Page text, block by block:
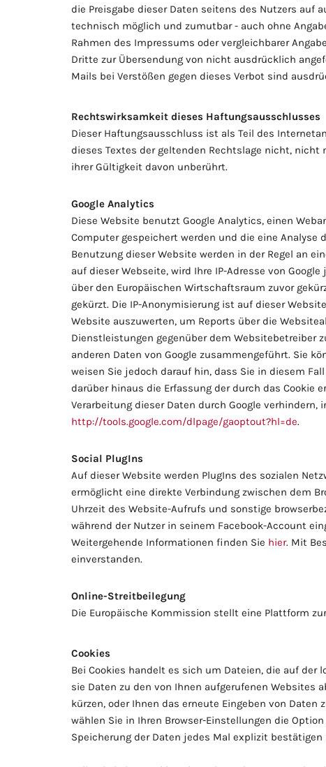
die Preisgabe dieser Daten seitens des Nutzers auf
technisch möglich und zumutbar - auch ohne
Rahmen des Impressums oder vergleichbarer
Dritte zur Übersendung von nicht ausdrücklich
Mails bei Verstößen gegen dieses Verbot sind
Rechtswirksamkeit dieses Haftungsausschlusses
Dieser Haftungsausschluss ist als Teil des
dieses Textes der geltenden Rechtslage nicht,
ihrer Gültigkeit davon unberührt.
Google Analytics
Diese Website benutzt Google Analytics, einen
Computer gespeichert werden und die eine Analyse
Benutzung dieser Website werden in der Regel an
auf dieser Webseite, wird Ihre IP-Adresse von
über den Europäischen Wirtschaftsraum zuvor
gekürzt. Die IP-Anonymisierung ist auf dieser
Website auszuwerten, um Reports über die
Dienstleistungen gegenüber dem Websitebetreiber
anderen Daten von Google zusammengeführt. Sie
weisen Sie jedoch darauf hin, dass Sie in diesem
darüber hinaus die Erfassung der durch das Cookie
Verarbeitung dieser Daten durch Google
http://tools.google.com/dlpage/gaoptout?hl=de.
Social PlugIns
Auf dieser Website werden PlugIns des sozialen
ermöglicht eine direkte Verbindung zwischen dem
Uhrzeit des Website-Aufrufs und sonstige
während der Nutzer in seinem Facebook-Account
Weitergehende Informationen finden Sie hier. Mit
einverstanden.
Online-Streitbeilegung
Die Europäische Kommission stellt eine Plattform
Cookies
Bei Cookies handelt es sich um Dateien, die auf der
sie Daten zu den von Ihnen aufgerufenen Websites
kürzen, oder Ihnen das erneute Eingeben von
wählen Sie in Ihren Browser-Einstellungen die
Speicherung der Daten jedes Mal explizit